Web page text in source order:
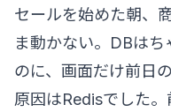
セールを始めた朝、
ま動かない。DBは
のに、画面だけ前日
原因はRedisでした